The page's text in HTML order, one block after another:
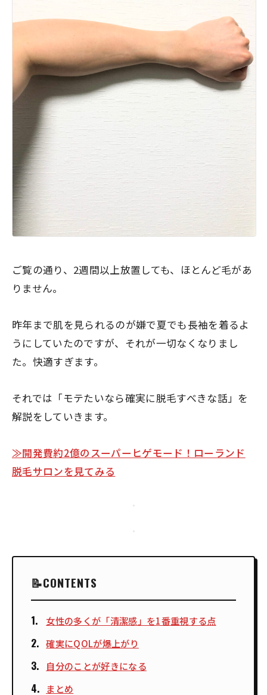
ご覧の通り、2週間以上放置しても、ほとんど毛があ
りません。
昨年まで肌を見られるのが嫌で夏でも長袖を着るよ
うにしていたのですが、それが一切なくなりまし
た。快適すぎます。
それでは「モテたいなら確実に脱毛すべきな話」を
解説をしていきます。
≫開発費約2億のスーパーヒゲモード！ローランド
脱毛サロンを見てみる
CONTENTS
女性の多くが「清潔感」を1番重視する点
確実にQOLが爆上がり
自分のことが好きになる
まとめ